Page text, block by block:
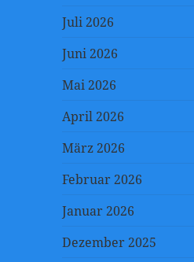
Juli 2026
Juni 2026
Mai 2026
April 2026
März 2026
Februar 2026
Januar 2026
Dezember 2025